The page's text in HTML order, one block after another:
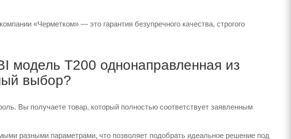
«Черметком» — это гарантия безупречного качества, строгого
модель Т200 однонаправленная из
выбор?
Вы получаете товар, который полностью соответствует заявленным
разными параметрами, что позволяет подобрать идеальное решение под